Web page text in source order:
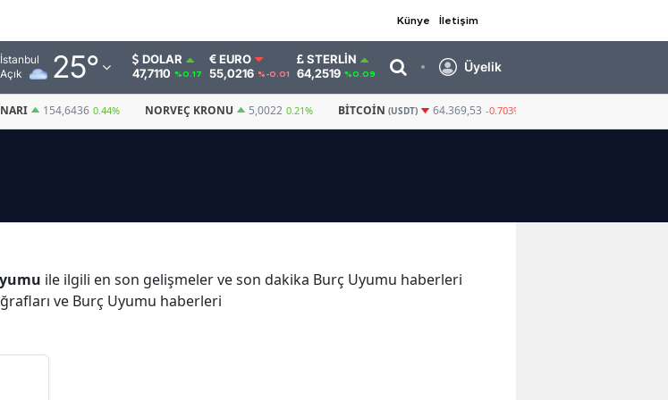
Künye İletişim
İstanbul
Açık
25°
Adana
Adıyaman
Afyonkarahisar
Antalya
Artvin
DOLAR
47,7110 %0.17
EURO
55,0216 %-0.01
STERLIN
64,2519 %0.09 Üyelik
154,6436 0.44% NORVEÇ KRONU 5,0022 0.21% BITCOIN (USDT) 64.369,53 -0.703%
ile ilgili en son gelişmeler ve son dakika Burç Uyumu haberleri
ve Burç Uyumu haberleri